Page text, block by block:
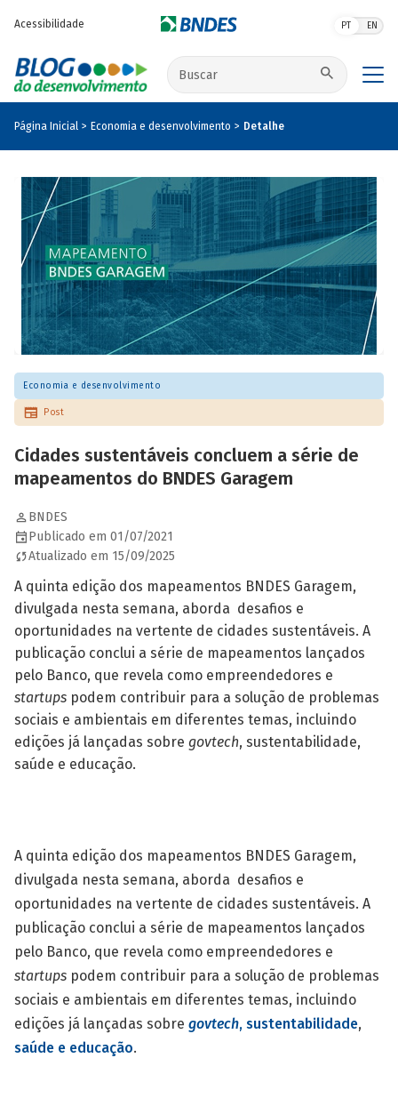
Acessibilidade PT EN
Buscar no site
Página Inicial Economia e desenvolvimento Detalhe
Economia e desenvolvimento
Post
Cidades sustentáveis concluem a série de
mapeamentos do BNDES Garagem
BNDES
Publicado em 01/07/2021
Atualizado em 15/09/2025
A quinta edição dos mapeamentos BNDES Garagem,
divulgada nesta semana, aborda desafios e
oportunidades na vertente de cidades sustentáveis. A
publicação conclui a série de mapeamentos lançados
pelo Banco, que revela como empreendedores e
startups podem contribuir para a solução de problemas
sociais e ambientais em diferentes temas, incluindo
edições já lançadas sobre govtech, sustentabilidade,
saúde e educação.
A quinta edição dos mapeamentos BNDES Garagem,
divulgada nesta semana, aborda desafios e
oportunidades na vertente de cidades sustentáveis. A
publicação conclui a série de mapeamentos lançados
pelo Banco, que revela como empreendedores e
startups podem contribuir para a solução de problemas
sociais e ambientais em diferentes temas, incluindo
edições já lançadas sobre govtech, sustentabilidade,
saúde e educação.